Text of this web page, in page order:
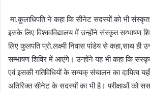
मा.कुलाधिपति ने कहा कि सीनेट सदस्यों को भी संस्कृत
इसके लिए विश्ववविद्यालय में उन्होंने संस्कृत सम्भाषण
लिए कुलपति प्रो.लक्ष्मी निवास पांडेय से कहा,साथ ही
सम्भाषण शिविर में आएंगे। उन्होंने यह भी कहा कि
एवं इसकी गतिविधियों के सम्यक् संचालन का दायित्व
अतिरिक्त सीनेट के सदस्यों का भी है। परीक्षाओं को